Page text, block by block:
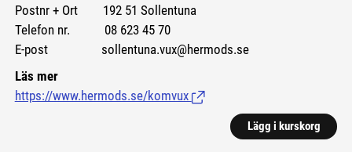
Postnr + Ort 192 51 Sollentuna
Telefon nr. 08 623 45 70
E-post sollentuna.vux@hermods.se
Läs mer
https://www.hermods.se/komvux (Länk till extern sida.)
Lägg i kurskorg